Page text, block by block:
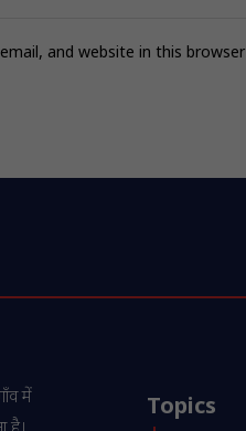
and website in this
में
Topics